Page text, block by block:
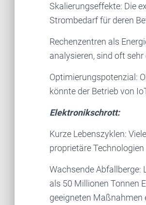
Skalierungseffekte: Die
Strombedarf für deren
Rechenzentren als
analysieren, sind oft
Optimierungspotenzial:
könnte der Betrieb von
Elektronikschrott:
Kurze Lebenszyklen:
proprietäre
Wachsende Abfallberge:
als 50 Millionen Tonnen
geeigneten Maßnahmen